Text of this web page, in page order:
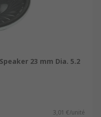
23 mm Dia. 5.2
3,01 €/unité